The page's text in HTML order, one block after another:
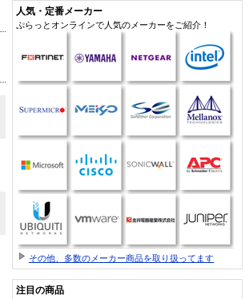
人気・定番メーカー
ぷらっとオンラインで人気のメーカーをご紹介！
その他、多数のメーカー商品を取り扱ってます
注目の商品